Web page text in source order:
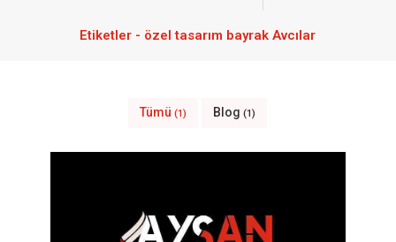
Etiketler - özel tasarım bayrak Avcılar
Tümü(1) Blog(1)